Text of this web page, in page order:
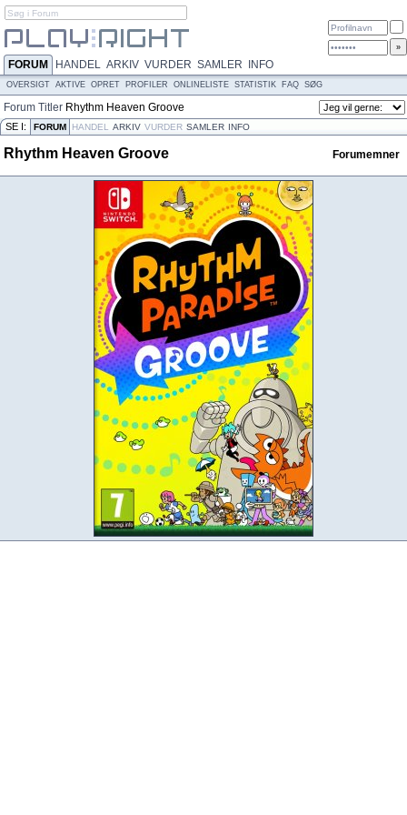
FORUM HANDEL ARKIV VURDER SAMLER INFO
OVERSIGT AKTIVE OPRET PROFILER ONLINELISTE STATISTIK FAQ SØG
Forum Titler Rhythm Heaven Groove
SE I: FORUM HANDEL ARKIV VURDER SAMLER INFO
Rhythm Heaven Groove Forumemner